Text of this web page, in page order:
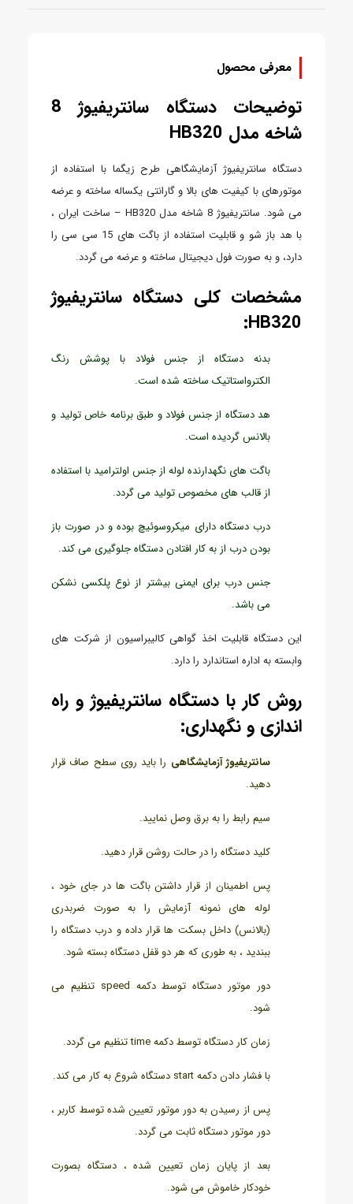
معرفی محصول
توضیحات دستگاه سانتریفیوژ 8
شاخه مدل HB320
دستگاه سانتریفیوژ آزمایشگاهی طرح زیگما با استفاده از
موتورهای با کیفیت های بالا و گارانتی یکساله ساخته و عرضه
می شود. سانتریفیوژ 8 شاخه مدل HB320 – ساخت ایران ،
با هد باز شو و قابلیت استفاده از باگت های 15 سی سی را
دارد، و به صورت فول دیجیتال ساخته و عرضه می گردد.
مشخصات کلی دستگاه سانتریفیوژ
HB320:
بدنه دستگاه از جنس فولاد با پوشش رنگ
الکترواستاتیک ساخته شده است.
هد دستگاه از جنس فولاد و طبق برنامه خاص تولید و
بالانس گردیده است.
باگت های نگهدارنده لوله از جنس اولترامید با استفاده
از قالب های مخصوص تولید می گردد.
درب دستگاه دارای میکروسوئیچ بوده و در صورت باز
بودن درب از به کار افتادن دستگاه جلوگیری می کند.
جنس درب برای ایمنی بیشتر از نوع پلکسی نشکن
می باشد.
این دستگاه قابلیت اخذ گواهی کالیبراسیون از شرکت های
وابسته به اداره استاندارد را دارد.
روش کار با دستگاه سانتریفیوژ و راه
اندازی و نگهداری:
سانتریفیوژ آزمایشگاهی را باید روی سطح صاف قرار
دهید.
سیم رابط را به برق وصل نمایید.
کلید دستگاه را در حالت روشن قرار دهید.
پس اطمینان از قرار داشتن باگت ها در جای خود ،
لوله های نمونه آزمایش را به صورت ضربدری
(بالانس) داخل بسکت ها قرار داده و درب دستگاه را
ببندید ، به طوری که هر دو قفل دستگاه بسته شود.
دور موتور دستگاه توسط دکمه speed تنظیم می
شود.
زمان کار دستگاه توسط دکمه time تنظیم می گردد.
با فشار دادن دکمه start دستگاه شروع به کار می کند.
پس از رسیدن به دور موتور تعیین شده توسط کاربر ،
دور موتور دستگاه ثابت می گردد.
بعد از پایان زمان تعیین شده ، دستگاه بصورت
خودکار خاموش می شود.